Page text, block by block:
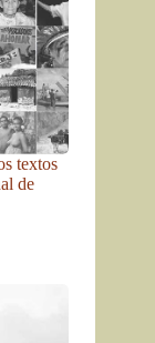
textos
de